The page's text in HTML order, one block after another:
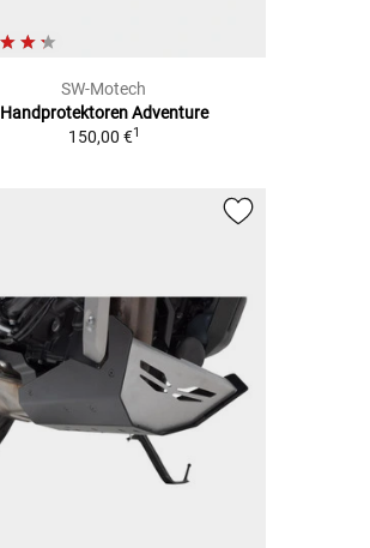
SW-Motech
Handprotektoren Adventure
150,00 €1